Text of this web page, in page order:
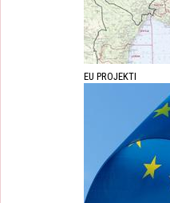
EU PROJEKTI